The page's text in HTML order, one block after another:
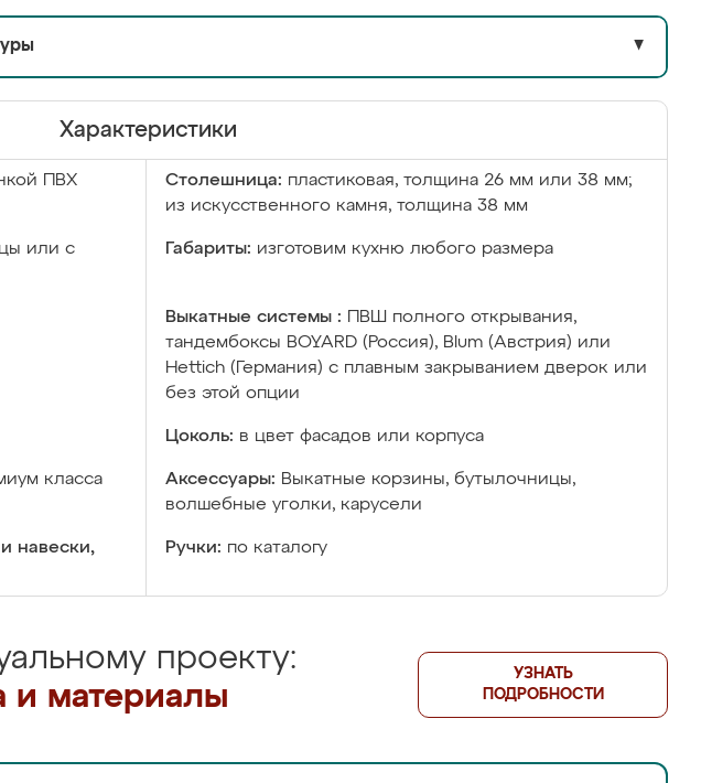
▼
Характеристики
ПВХ Столешница: пластиковая, толщина 26 мм или 38 мм;
из искусственного камня, толщина 38 мм
или с
Габариты: изготовим кухню любого размера
Выкатные системы :
ПВШ полного открывания,
тандембоксы BOYARD (Россия), Blum (Австрия) или
Hettich (Германия) с плавным закрыванием дверок или
без этой опции
Цоколь: в цвет фасадов или корпуса
класса
Аксессуары: Выкатные корзины, бутылочницы,
волшебные уголки, карусели
навески,
Ручки: по каталогу
проекту:
и материалы
УЗНАТЬ
ПОДРОБНОСТИ